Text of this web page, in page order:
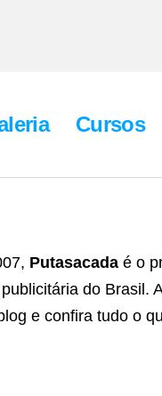
Cursos
Putasacada é o
do Brasil.
e confira tudo o